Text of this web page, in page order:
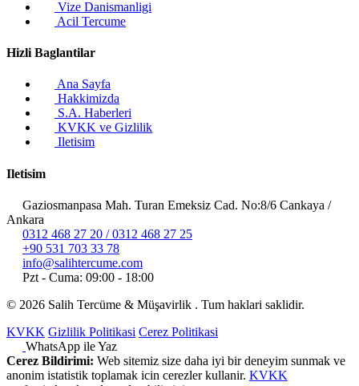
Vize Danismanligi
Acil Tercume
Hizli Baglantilar
Ana Sayfa
Hakkimizda
S.A. Haberleri
KVKK ve Gizlilik
Iletisim
Iletisim
Gaziosmanpasa Mah. Turan Emeksiz Cad. No:8/6 Cankaya /
Ankara
0312 468 27 20 / 0312 468 27 25
+90 531 703 33 78
info@salihtercume.com
Pzt - Cuma: 09:00 - 18:00
© 2026 Salih Tercüme & Müşavirlik . Tum haklari saklidir.
KVKK Gizlilik Politikasi Cerez Politikasi
WhatsApp ile Yaz
Cerez Bildirimi: Web sitemiz size daha iyi bir deneyim sunmak ve
anonim istatistik toplamak icin cerezler kullanir. KVKK